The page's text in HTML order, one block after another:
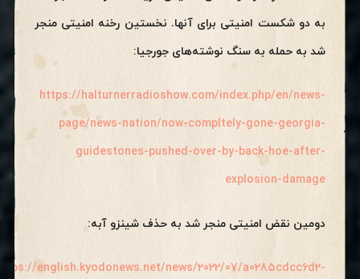
به دو شکست امنیتی برای آنها. نخستین رخنه امنیتی منجر
شد به حمله به سنگ‌ نوشته‌های جورجیا:
https://halturnerradioshow.com/index.php/en/news-
page/news-nation/now-compltely-gone-georgia-
guidestones-pushed-over-by-back-hoe-after-
explosion-damage
دومین نقض امنیتی منجر شد به حذف شینزو آبه:
english.kyodonews.net/news/2022/07/a0285cdcc6d2-